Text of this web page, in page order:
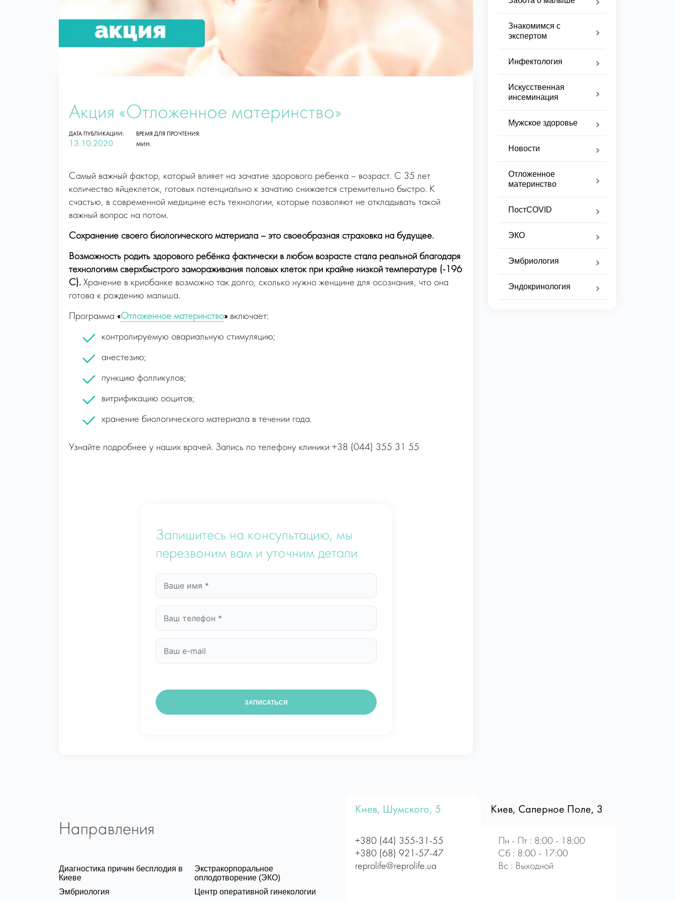
Акция «Отложенное материнство»
ДАТА ПУБЛИКАЦИИ:
13.10.2020
ВРЕМЯ ДЛЯ ПРОЧТЕНИЯ:
МИН.
Самый важный фактор, который влияет на зачатие здорового ребенка – возраст. С 35 лет
количество яйцеклеток, готовых потенциально к зачатию снижается стремительно быстро. К
счастью, в современной медицине есть технологии, которые позволяют не откладывать такой
важный вопрос на потом.
Сохранение своего биологического материала – это своеобразная страховка на будущее.
Возможность родить здорового ребёнка фактически в любом возрасте стала реальной благодаря
технологиям сверхбыстрого замораживания половых клеток при крайне низкой температуре (-196
С). Хранение в криобанке возможно так долго, сколько нужно женщине для осознания, что она
готова к рождению малыша.
Программа «Отложенное материнство» включает:
контролируемую овариальную стимуляцию;
анестезию;
пункцию фолликулов;
витрификацию ооцитов;
хранение биологического материала в течении года.
Узнайте подробнее у наших врачей. Запись по телефону клиники +38 (044) 355 31 55
Запишитесь на консультацию, мы
перезвоним вам и уточним детали
Знакомимся с
экспертом
Инфектология
Искусственная
инсеминация
Мужское здоровье
Новости
Отложенное
материнство
ПостCOVID
ЭКО
Эмбриология
Эндокринология
Направления
Диагностика причин бесплодия в
Киеве
Экстракорпоральное
оплодотворение (ЭКО)
Эмбриология
Центр оперативной гинекологии
Киев, Шумского, 5 Киев, Саперное Поле, 3
+380 (44) 355-31-55
+380 (68) 921-57-47
reprolife@reprolife.ua
Пн - Пт : 8:00 - 18:00
Сб : 8:00 - 17:00
Вс : Выходной